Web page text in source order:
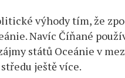
výhody tím, že
Navíc Číňané
států Oceánie v
ještě více.